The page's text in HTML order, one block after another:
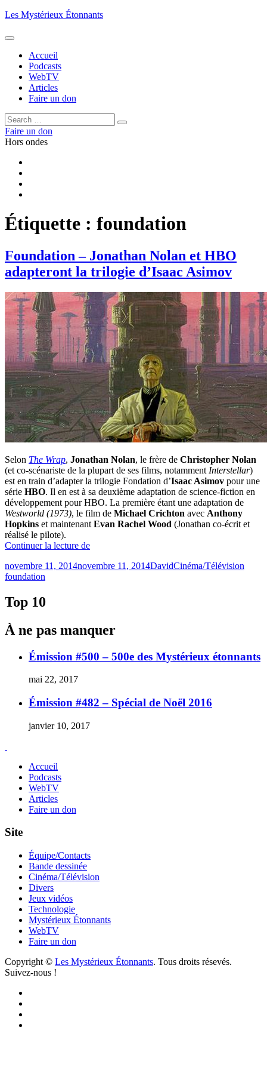
Aller
contenu
Les Mystérieux Étonnants
Accueil
Podcasts
WebTV
Articles
Faire un don
Rechercher :
Rechercher
Faire un don
Hors ondes
Étiquette : foundation
Foundation – Jonathan Nolan et HBO
adapteront la trilogie d’Isaac Asimov
Selon The Wrap, Jonathan Nolan, le frère de Christopher Nolan
(et co-scénariste de la plupart de ses films, notamment Interstellar)
est en train d’adapter la trilogie Fondation d’Isaac Asimov pour une
série HBO. Il en est à sa deuxième adaptation de science-fiction en
développement pour HBO. La première étant une adaptation de
Westworld (1973), le film de Michael Crichton avec Anthony
Hopkins et maintenant Evan Rachel Wood (Jonathan co-écrit et
réalisé le pilote).
Continuer la lecture de« Foundation
Jonathan
trilogie
Asimov &rquo;
Publié
le
novembre 11, 2014novembre 11, 2014DavidCatégories
Cinéma/Télévision
foundation
Top 10
À ne pas manquer
Émission #500 – 500e des Mystérieux étonnants
mai 22, 2017
Émission #482 – Spécial de Noël 2016
janvier 10, 2017
Accueil
Podcasts
WebTV
Articles
Faire un don
Site
Équipe/Contacts
Bande dessinée
Cinéma/Télévision
Divers
Jeux vidéos
Technologie
Mystérieux Étonnants
WebTV
Faire un don
Copyright © Les Mystérieux Étonnants. Tous droits résevés.
Suivez-nous !